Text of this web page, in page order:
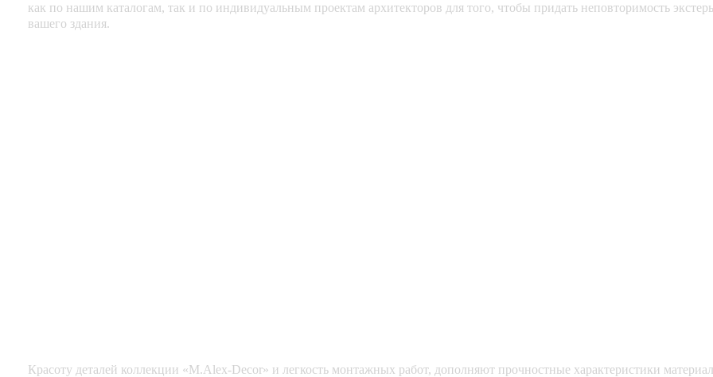
как по нашим каталогам, так и по индивидуальным проектам архитекторов для того, чтобы придать неповторимость
вашего здания.
Красоту деталей коллекции «M.Alex-Decor» и легкость монтажных работ, дополняют прочностные характеристики